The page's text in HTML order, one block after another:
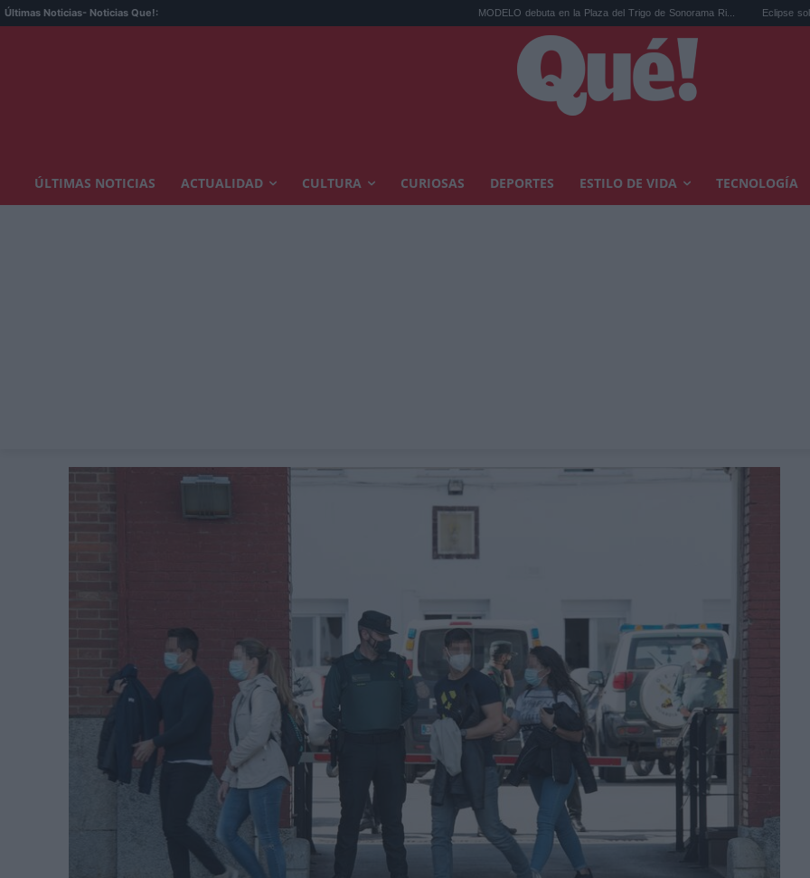
Últimas Noticias- Noticias Que!: MODELO debuta en la Plaza del Trigo de Sonorama Ri... Eclipse solar en
ÚLTIMAS NOTICIAS ACTUALIDAD CULTURA CURIOSAS DEPORTES ESTILO DE VIDA TECNOLOGÍA